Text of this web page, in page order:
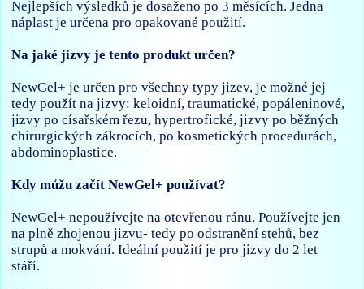
Nejlepších výsledků je dosaženo po 3 měsících. Jedna
náplast je určena pro opakované použití.
Na jaké jizvy je tento produkt určen?
NewGel+ je určen pro všechny typy jizev, je možné jej
tedy použít na jizvy: keloidní, traumatické, popáleninové,
jizvy po císařském řezu, hypertrofické, jizvy po běžných
chirurgických zákrocích, po kosmetických procedurách,
abdominoplastice.
Kdy můžu začít NewGel+ používat?
NewGel+ nepoužívejte na otevřenou ránu. Používejte jen
na plně zhojenou jizvu- tedy po odstranění stehů, bez
strupů a mokvání. Ideální použití je pro jizvy do 2 let
stáří.